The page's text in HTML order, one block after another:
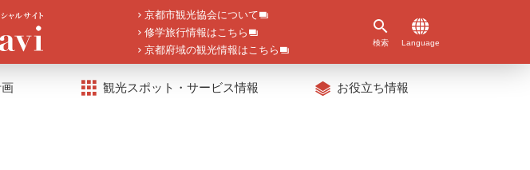
京都市観光協会について
修学旅行情報はこちら
京都府域の観光情報はこちら
検索 Language
観光スポット・サービス情報 お役立ち情報